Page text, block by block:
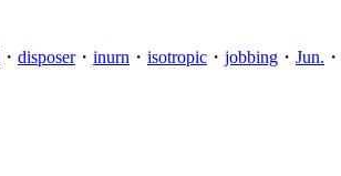
・ disposer・ inurn ・ isotropic ・ jobbing ・ Jun. ・